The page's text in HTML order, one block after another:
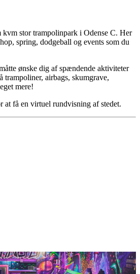
kvm stor trampolinpark i Odense C. Her
spring, dodgeball og events som du
ønske dig af spændende aktiviteter
trampoliner, airbags, skumgrave,
mere!
at få en virtuel rundvisning af stedet.